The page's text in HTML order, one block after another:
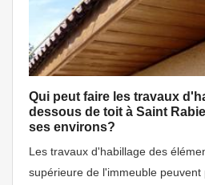
Qui peut faire les travaux
dessous de toit à Saint
ses environs?
Les travaux d'habillage des
supérieure de l'immeuble